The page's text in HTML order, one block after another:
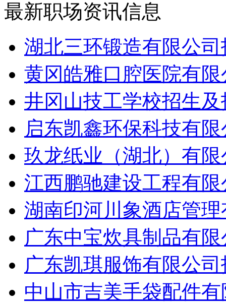
最新职场资讯信息
湖北三环锻造有限公
黄冈皓雅口腔医院有
井冈山技工学校招生
启东凯鑫环保科技有
玖龙纸业（湖北）有
江西鹏驰建设工程有
湖南印河川象酒店管
广东中宝炊具制品有
广东凯琪服饰有限公
中山市吉美手袋配件